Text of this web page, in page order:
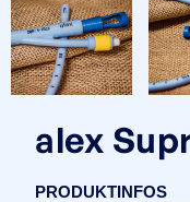
alex
PRODUKTINFOS